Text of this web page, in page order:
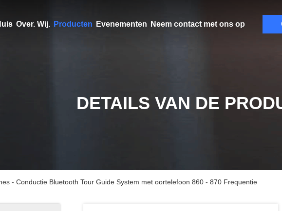
Over. Wij. Producten Evenementen Neem contact met ons op
DETAILS VAN DE
- Conductie Bluetooth Tour Guide System met oortelefoon 860 - 870 Frequentie